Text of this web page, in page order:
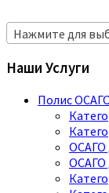
Нажмите для
Наши Услуги
Полис
ОСАГО
ОСАГО